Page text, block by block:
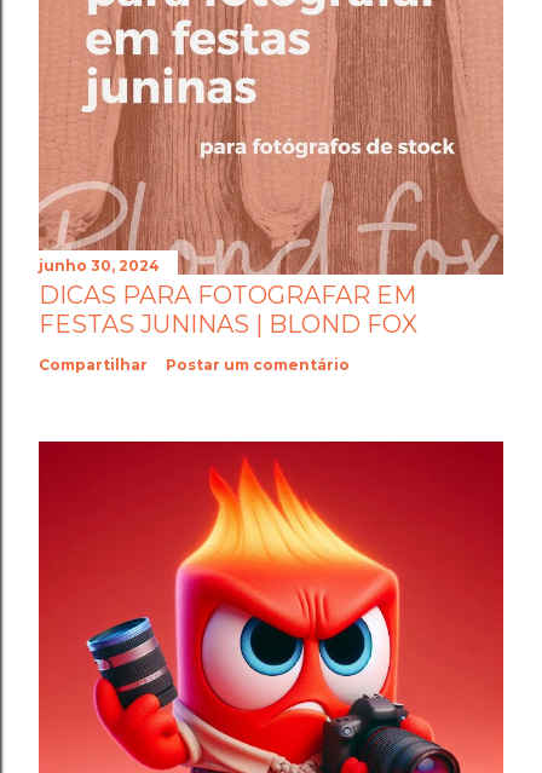
junho 30, 2024
DICAS PARA FOTOGRAFAR EM
FESTAS JUNINAS | BLOND FOX
Compartilhar Postar um comentário